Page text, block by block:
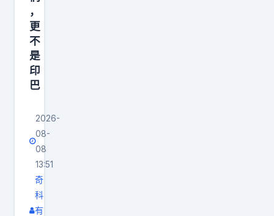
，
更
不
是
印
巴
2026-
08-
08
13:51
奇
科
有